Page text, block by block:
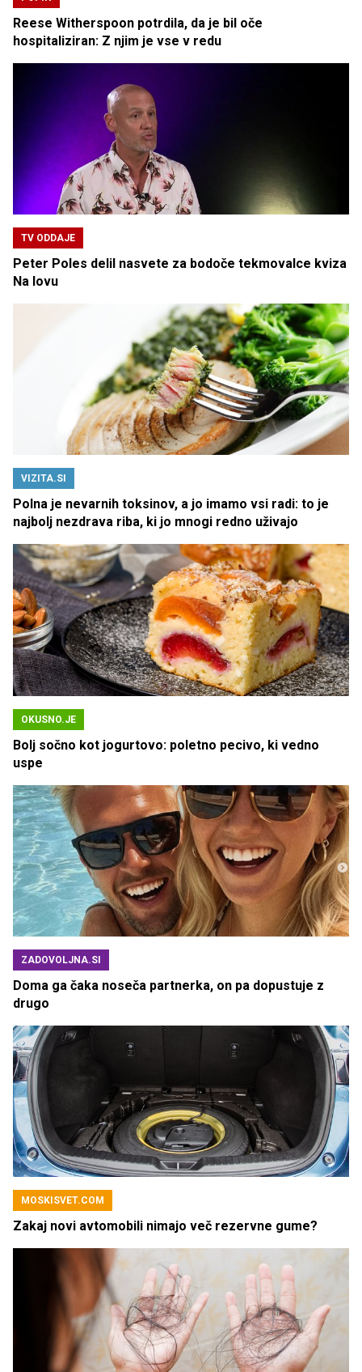
Reese Witherspoon potrdila, da je bil oče
hospitaliziran: Z njim je vse v redu
TV ODDAJE
Peter Poles delil nasvete za bodoče tekmovalce kviza
Na lovu
VIZITA.SI
Polna je nevarnih toksinov, a jo imamo vsi radi: to je
najbolj nezdrava riba, ki jo mnogi redno uživajo
OKUSNO.JE
Bolj sočno kot jogurtovo: poletno pecivo, ki vedno
uspe
ZADOVOLJNA.SI
Doma ga čaka noseča partnerka, on pa dopustuje z
drugo
MOSKISVET.COM
Zakaj novi avtomobili nimajo več rezervne gume?